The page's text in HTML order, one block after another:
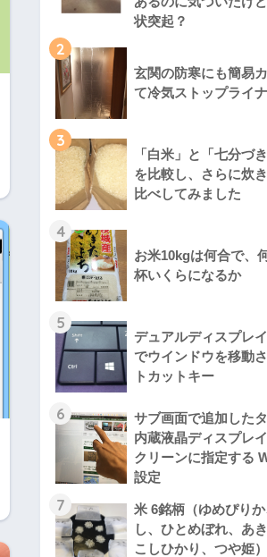
状突起？
2
玄関の防寒にも簡易
て冷気ストップライ
3
「白米」と「七分づ
を比較し、さらに炊
比べしてみました
4
お米10kgは何合で、
杯いくらになるか
5
デュアルディスプレ
でウインドウを移動
トカットキー
6
サブ画面で追加した
内蔵液晶ディスプレ
クリーンに指定する
設定
7
米 6銘柄（ゆめぴり
し、ひとめぼれ、あ
こしひかり、つや姫